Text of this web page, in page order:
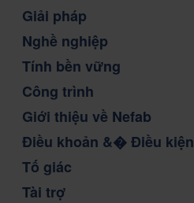
Giải pháp
Nghề nghiệp
Tính bền vững
Công trình
Giới thiệu về Nefab
Điều khoản &� Điều kiện
Tố giác
Tài trợ